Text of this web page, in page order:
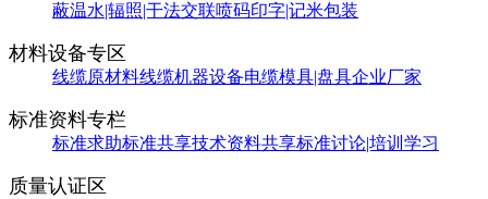
蔽温水|辐照|干法交联喷码印字|记米包装
材料设备专区
线缆原材料线缆机器设备电缆模具|盘具企业厂家
标准资料专栏
标准求助标准共享技术资料共享标准讨论|培训学习
质量认证区